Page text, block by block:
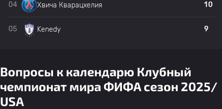
04 Хвича Кварацхелия 10
05 Kenedy 9
Вопросы к календарю Клубный
чемпионат мира ФИФА сезон 2025/
USA